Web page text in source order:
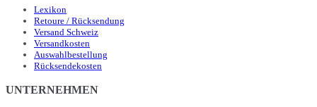
Lexikon
Retoure / Rücksendung
Versand Schweiz
Versandkosten
Auswahlbestellung
Rücksendekosten
UNTERNEHMEN